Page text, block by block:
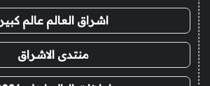
اشراق العالم عالم كبير
منتدى الاشراق